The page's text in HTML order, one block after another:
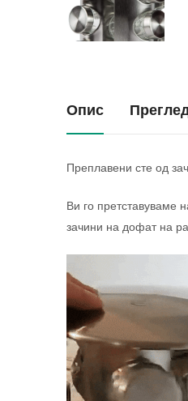
Опис
Преплавени сте од
Ви го претставуваме
зачини на дофат на